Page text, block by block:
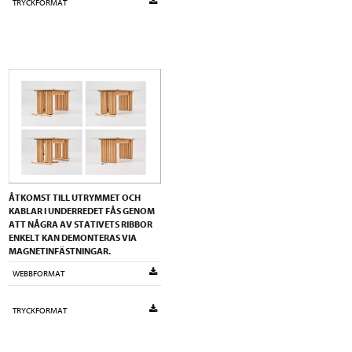
TRYCKFORMAT
ÅTKOMST TILL UTRYMMET OCH
KABLAR I UNDERREDET FÅS GENOM
ATT NÅGRA AV STATIVETS RIBBOR
ENKELT KAN DEMONTERAS VIA
MAGNETINFÄSTNINGAR.
WEBBFORMAT
TRYCKFORMAT